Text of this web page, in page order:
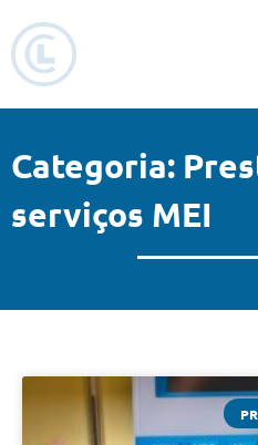
Categoria:
serviços MEI